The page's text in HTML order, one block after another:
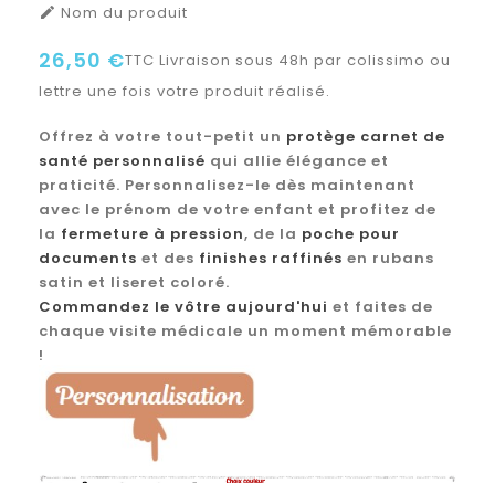
 Nom du produit
26,50 €TTC Livraison sous 48h par colissimo ou
lettre une fois votre produit réalisé.
Offrez à votre tout-petit un protège carnet de
santé personnalisé qui allie élégance et
praticité. Personnalisez-le dès maintenant
avec le prénom de votre enfant et profitez de
la fermeture à pression, de la poche pour
documents et des finishes raffinés en rubans
satin et liseret coloré.
Commandez le vôtre aujourd'hui et faites de
chaque visite médicale un moment mémorable
!